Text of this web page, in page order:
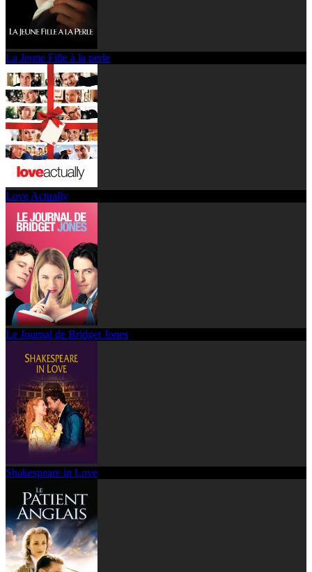
La Jeune Fille à la perle
Love Actually
Le Journal de Bridget Jones
Shakespeare in Love